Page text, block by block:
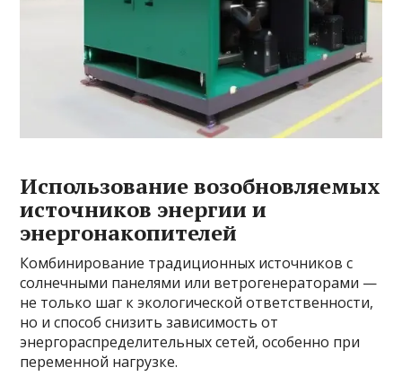
Использование возобновляемых
источников энергии и
энергонакопителей
Комбинирование традиционных источников с
солнечными панелями или ветрогенераторами —
не только шаг к экологической ответственности,
но и способ снизить зависимость от
энергораспределительных сетей, особенно при
переменной нагрузке.